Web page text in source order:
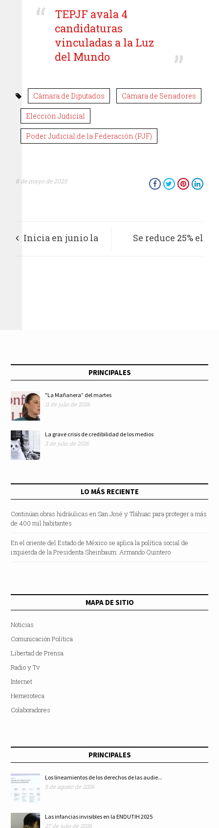
TEPJF avala 4
candidaturas
vinculadas a la Luz
del Mundo
Cámara de Diputados Cámara de Senadores
Elección Judicial
Poder Judicial de la Federación (PJF)
8 de mayo de 2025
Inicia en junio la Se reduce 25% el
PRINCIPALES
"La Mañanera” del martes
11 de julio de 2026
La grave crisis de credibilidad de los medios
3 de julio de 2026
LO MÁS RECIENTE
Continúan obras hidráulicas en San José y Tláhuac para proteger a más
de 400 mil habitantes
En el oriente del Estado de México se aplica la política social de
izquierda de la Presidenta Sheinbaum: Armando Quintero
MAPA DE SITIO
Noticias
Comunicación Política
Libertad de Prensa
Radio y Tv
Internet
Hemeroteca
Colaboradores
PRINCIPALES
Los lineamientos de los derechos de las audie...
5 de agosto de 2026
Las infancias invisibles en la ENDUTIH 2025
27 de julio de 2026